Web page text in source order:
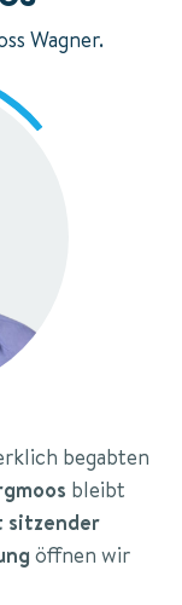
Wagner.
begabten
bleibt
sitzender
öffnen wir